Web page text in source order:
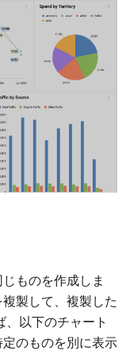
ものを作成しま
製して、複製した
以下のチャート
定のものを別に表示